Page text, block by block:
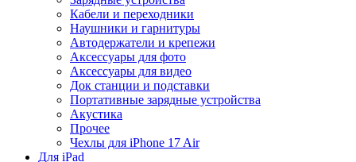
Кабели и переходники
Наушники и гарнитуры
Автодержатели и крепежи
Аксессуары для фото
Аксессуары для видео
Док станции и подставки
Портативные зарядные устройства
Акустика
Прочее
Чехлы для iPhone 17 Air
Для iPad